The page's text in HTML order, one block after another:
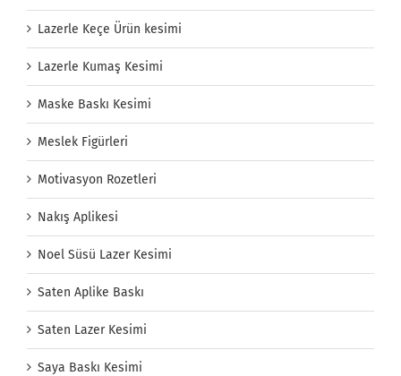
Lazerle Keçe Ürün kesimi
Lazerle Kumaş Kesimi
Maske Baskı Kesimi
Meslek Figürleri
Motivasyon Rozetleri
Nakış Aplikesi
Noel Süsü Lazer Kesimi
Saten Aplike Baskı
Saten Lazer Kesimi
Saya Baskı Kesimi